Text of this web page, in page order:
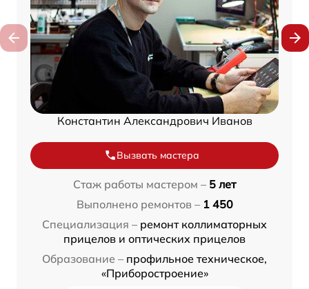
Константин Александрович Иванов
Вызвать мастера
Стаж работы мастером – 5 лет
Выполнено ремонтов – 1 450
Специализация – ремонт коллиматорных
прицелов и оптических прицелов
Образование – профильное техническое,
«Приборостроение»